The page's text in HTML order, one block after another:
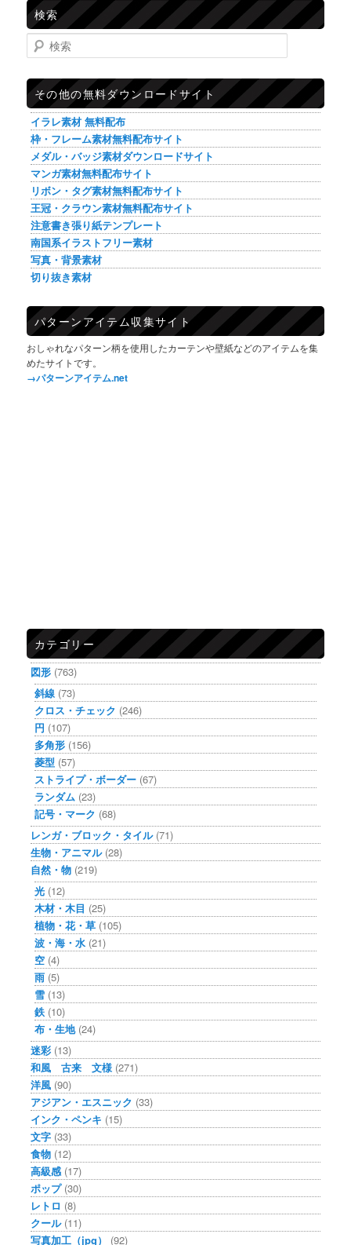
検索
検索
その他の無料ダウンロードサイト
イラレ素材 無料配布
枠・フレーム素材無料配布サイト
メダル・バッジ素材ダウンロードサイト
マンガ素材無料配布サイト
リボン・タグ素材無料配布サイト
王冠・クラウン素材無料配布サイト
注意書き張り紙テンプレート
南国系イラストフリー素材
写真・背景素材
切り抜き素材
パターンアイテム収集サイト
おしゃれなパターン柄を使用したカーテンや壁紙などのアイテムを集
めたサイトです。
→パターンアイテム.net
カテゴリー
図形 (763)
斜線 (73)
クロス・チェック (246)
円 (107)
多角形 (156)
菱型 (57)
ストライプ・ボーダー (67)
ランダム (23)
記号・マーク (68)
レンガ・ブロック・タイル(71)
生物・アニマル(28)
自然・物 (219)
光 (12)
木材・木目 (25)
植物・花・草 (105)
波・海・水 (21)
空 (4)
雨 (5)
雪 (13)
鉄 (10)
布・生地(24)
迷彩 (13)
和風 古来 文様 (271)
洋風 (90)
アジアン・エスニック (33)
インク・ペンキ (15)
文字 (33)
食物 (12)
高級感 (17)
ポップ(30)
レトロ (8)
クール(11)
写真加工（jpg）
(92)